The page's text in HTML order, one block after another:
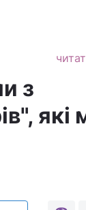
з
які